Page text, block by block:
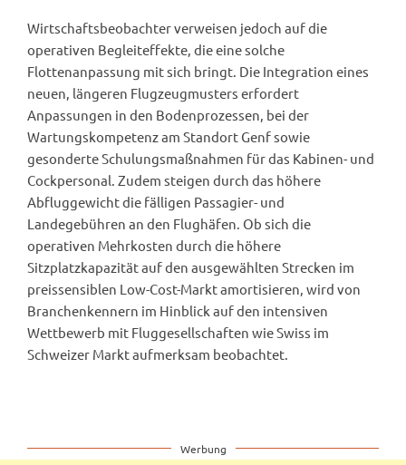
Wirtschaftsbeobachter verweisen jedoch auf die
operativen Begleiteffekte, die eine solche
Flottenanpassung mit sich bringt. Die Integration eines
neuen, längeren Flugzeugmusters erfordert
Anpassungen in den Bodenprozessen, bei der
Wartungskompetenz am Standort Genf sowie
gesonderte Schulungsmaßnahmen für das Kabinen- und
Cockpersonal. Zudem steigen durch das höhere
Abfluggewicht die fälligen Passagier- und
Landegebühren an den Flughäfen. Ob sich die
operativen Mehrkosten durch die höhere
Sitzplatzkapazität auf den ausgewählten Strecken im
preissensiblen Low-Cost-Markt amortisieren, wird von
Branchenkennern im Hinblick auf den intensiven
Wettbewerb mit Fluggesellschaften wie Swiss im
Schweizer Markt aufmerksam beobachtet.
Werbung